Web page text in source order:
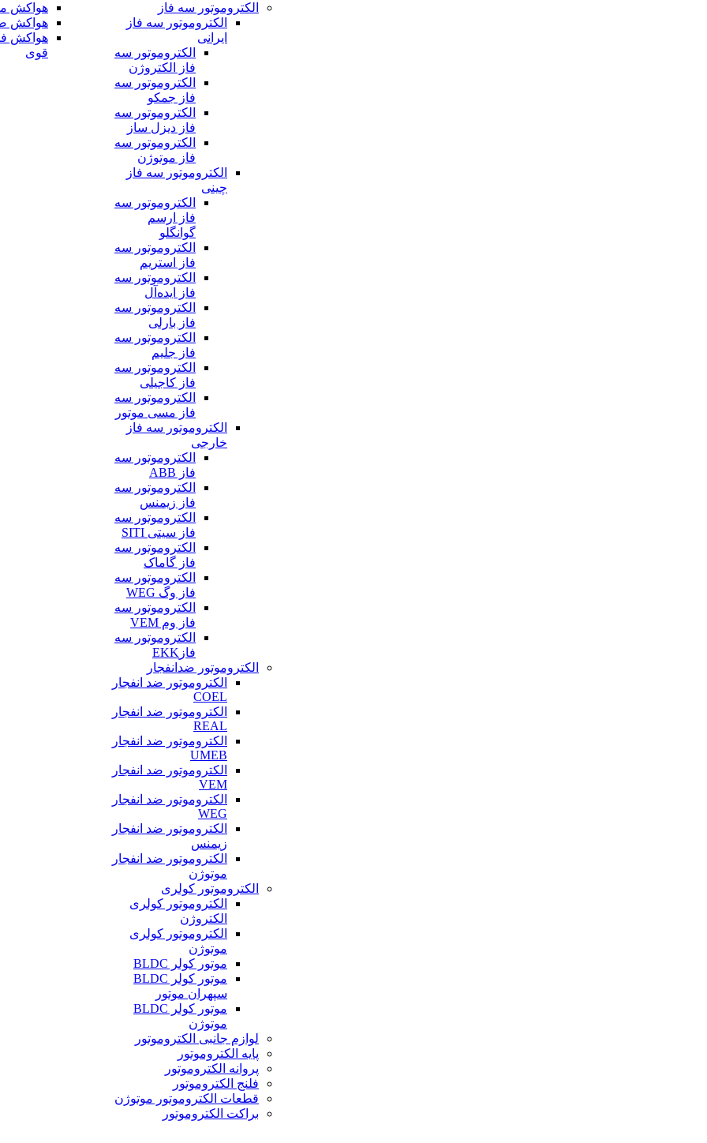
الکتروموتور سه فاز
الکتروموتور سه فاز
ایرانی
الکتروموتور سه
فاز الکتروژن
الکتروموتور سه
فاز جمکو
الکتروموتور سه
فاز دیزل ساز
الکتروموتور سه
فاز موتوژن
الکتروموتور سه فاز
چینی
الکتروموتور سه
فاز ارسم
گوانگلو
الکتروموتور سه
فاز استریم
الکتروموتور سه
فاز ایده‌آل
الکتروموتور سه
فاز بارلی
الکتروموتور سه
فاز جلیم
الکتروموتور سه
فاز کاجیلی
الکتروموتور سه
فاز مسی موتور
الکتروموتور سه فاز
خارجی
الکتروموتور سه
فاز ABB
الکتروموتور سه
فاز زیمنس
الکتروموتور سه
فاز سیتی SITI
الکتروموتور سه
فاز گاماک
الکتروموتور سه
فاز وگ WEG
الکتروموتور سه
فاز وم VEM
الکتروموتور سه
فازEKK
الکتروموتور ضدانفجار
الکتروموتور ضد انفجار
COEL
الکتروموتور ضد انفجار
REAL
الکتروموتور ضد انفجار
UMEB
الکتروموتور ضد انفجار
VEM
الکتروموتور ضد انفجار
WEG
الکتروموتور ضد انفجار
زیمنس
الکتروموتور ضد انفجار
موتوژن
الکتروموتور کولری
الکتروموتور کولری
الکتروژن
الکتروموتور کولری
موتوژن
موتور کولر BLDC
موتور کولر BLDC
سپهران موتور
موتور کولر BLDC
موتوژن
لوازم جانبی الکتروموتور
پایه الکتروموتور
پروانه الکتروموتور
فلنج الکتروموتور
قطعات الکتروموتور موتوژن
براکت الکتروموتور
هواکش
هواکش
هواکش
قوی